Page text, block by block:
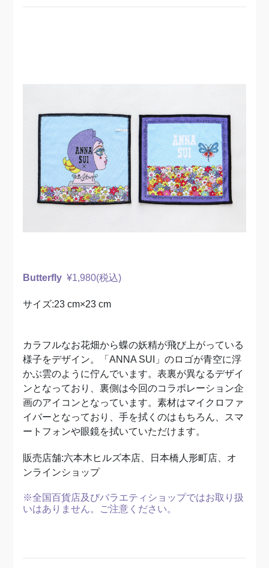
Butterfly ¥1,980(税込)
サイズ:23 cm×23 cm
カラフルなお花畑から蝶の妖精が飛び上がっている
様子をデザイン。「ANNA SUI」のロゴが青空に浮
かぶ雲のように佇んでいます。表裏が異なるデザイ
ンとなっており、裏側は今回のコラボレーション企
画のアイコンとなっています。素材はマイクロファ
イバーとなっており、手を拭くのはもちろん、スマ
ートフォンや眼鏡を拭いていただけます。
販売店舗:六本木ヒルズ本店、日本橋人形町店、オ
ンラインショップ
※全国百貨店及びバラエティショップではお取り扱
いはありません。ご注意ください。